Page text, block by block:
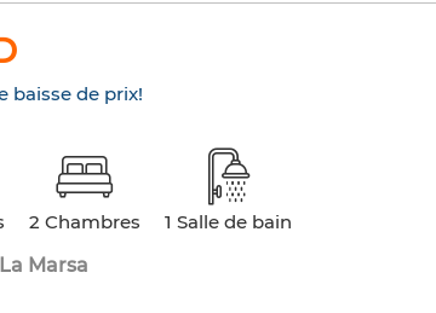
baisse de prix!
2 Chambres
1 Salle de bain
Marsa